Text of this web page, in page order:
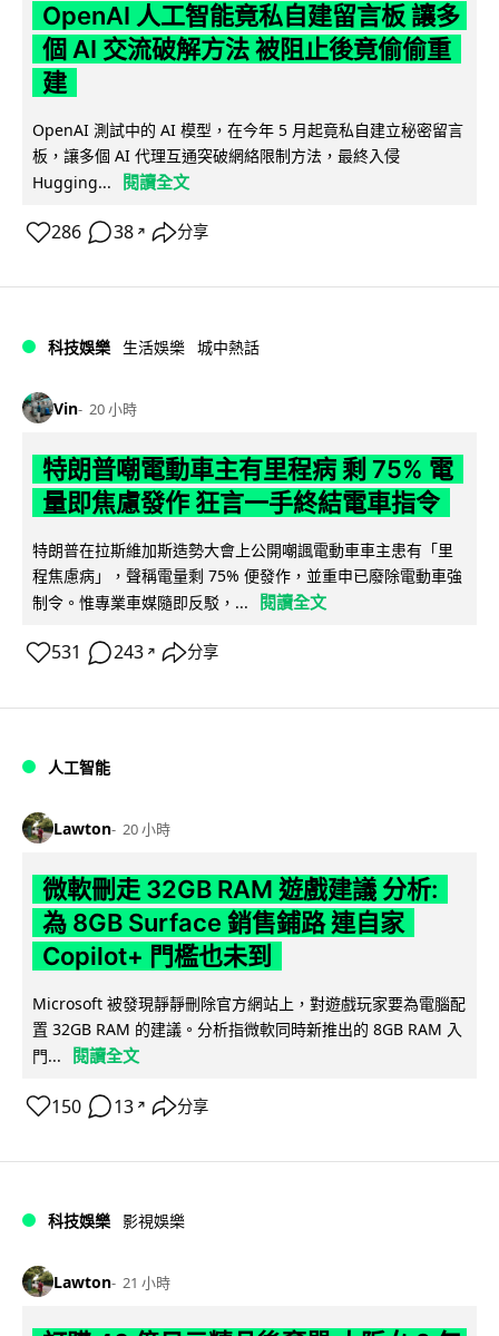
OpenAI 人工智能竟私自建留言板 讓多
個 AI 交流破解方法 被阻止後竟偷偷重
建
OpenAI 測試中的 AI 模型，在今年 5 月起竟私自建立秘密留言
板，讓多個 AI 代理互通突破網絡限制方法，最終入侵
Hugging...
閱讀全文
286 38 ↗ 分享
科技娛樂 生活娛樂 城中熱話
Vin 20 小時
特朗普嘲電動車主有里程病 剩 75% 電
量即焦慮發作 狂言一手終結電車指令
特朗普在拉斯維加斯造勢大會上公開嘲諷電動車車主患有「里
程焦慮病」，聲稱電量剩 75% 便發作，並重申已廢除電動車強
制令。惟專業車媒隨即反駁，...
閱讀全文
531 243 ↗ 分享
人工智能
Lawton 20 小時
微軟刪走 32GB RAM 遊戲建議 分析:
為 8GB Surface 銷售鋪路 連自家
Copilot+ 門檻也未到
Microsoft 被發現靜靜刪除官方網站上，對遊戲玩家要為電腦配
置 32GB RAM 的建議。分析指微軟同時新推出的 8GB RAM 入
門...
閱讀全文
150 13 ↗ 分享
科技娛樂 影視娛樂
Lawton 21 小時